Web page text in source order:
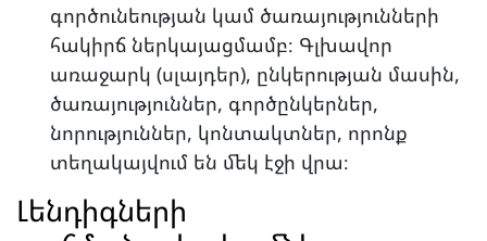
գործունեության կամ ծառայությունների
հակիրճ ներկայացմամբ։ Գլխավոր
առաջարկ (սլայդեր), ընկերության մասին,
ծառայություններ, գործընկերներ,
նորություններ, կոնտակտներ, որոնք
տեղակայվում են մեկ էջի վրա։
Լենդիգների